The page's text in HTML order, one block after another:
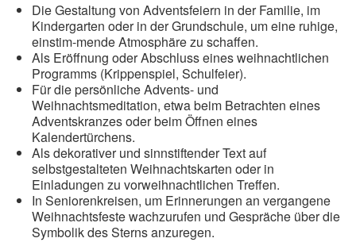
Die Gestaltung von Adventsfeiern in der Familie, im
Kindergarten oder in der Grundschule, um eine ruhige,
einstim-mende Atmosphäre zu schaffen.
Als Eröffnung oder Abschluss eines weihnachtlichen
Programms (Krippenspiel, Schulfeier).
Für die persönliche Advents- und
Weihnachtsmeditation, etwa beim Betrachten eines
Adventskranzes oder beim Öffnen eines
Kalendertürchens.
Als dekorativer und sinnstiftender Text auf
selbstgestalteten Weihnachtskarten oder in
Einladungen zu vorweihnachtlichen Treffen.
In Seniorenkreisen, um Erinnerungen an vergangene
Weihnachtsfeste wachzurufen und Gespräche über die
Symbolik des Sterns anzuregen.